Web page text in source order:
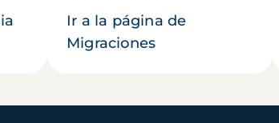
Ir a la página de
Migraciones